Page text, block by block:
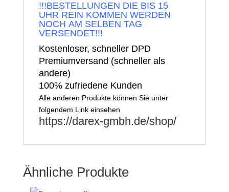
!!!BESTELLUNGEN DIE BIS 15
UHR REIN KOMMEN WERDEN
NOCH AM SELBEN TAG
VERSENDET!!!
Kostenloser, schneller DPD
Premiumversand (schneller als
andere)
100% zufriedene Kunden
Alle anderen Produkte können Sie unter
folgendem Link einsehen
https://darex-gmbh.de/shop/
Ähnliche Produkte